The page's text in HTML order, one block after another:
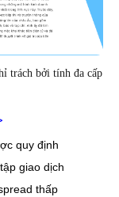
trách bởi tính đa cấp
quy định
giao dịch
thấp